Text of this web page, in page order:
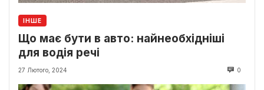
ІНШЕ
Що має бути в авто: найнеобхідніші
для водія речі
27 Лютого, 2024 0